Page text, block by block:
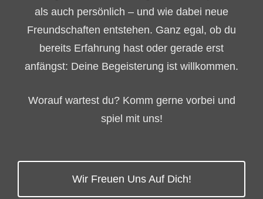
als auch persönlich – und wie dabei neue
Freundschaften entstehen. Ganz egal, ob du
bereits Erfahrung hast oder gerade erst
anfängst: Deine Begeisterung ist willkommen.
Worauf wartest du? Komm gerne vorbei und
spiel mit uns!
Wir Freuen Uns Auf Dich!